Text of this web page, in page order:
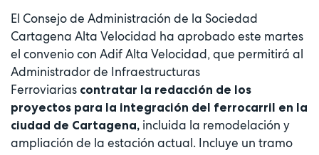
El Consejo de Administración de la Sociedad
Cartagena Alta Velocidad ha aprobado este martes
el convenio con Adif Alta Velocidad, que permitirá al
Administrador de Infraestructuras
Ferroviarias contratar la redacción de los
proyectos para la integración del ferrocarril en la
ciudad de Cartagena, incluida la remodelación y
ampliación de la estación actual. Incluye un tramo